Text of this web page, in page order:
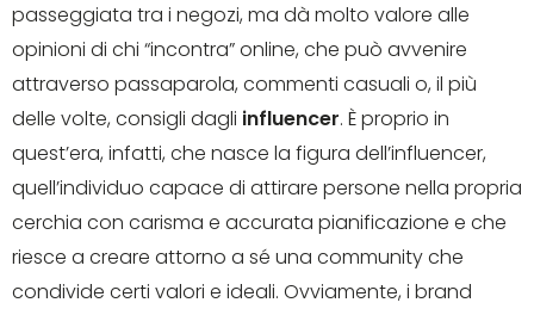
passeggiata tra i negozi, ma dà molto valore alle
opinioni di chi “incontra” online, che può avvenire
attraverso passaparola, commenti casuali o, il più
delle volte, consigli dagli influencer. È proprio in
quest’era, infatti, che nasce la figura dell’influencer,
quell’individuo capace di attirare persone nella propria
cerchia con carisma e accurata pianificazione e che
riesce a creare attorno a sé una community che
condivide certi valori e ideali. Ovviamente, i brand